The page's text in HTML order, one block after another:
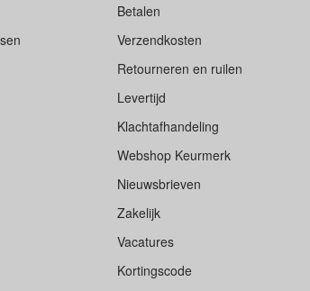
Betalen
Verzendkosten
Retourneren en ruilen
Levertijd
Klachtafhandeling
Webshop Keurmerk
Nieuwsbrieven
Zakelijk
Vacatures
Kortingscode